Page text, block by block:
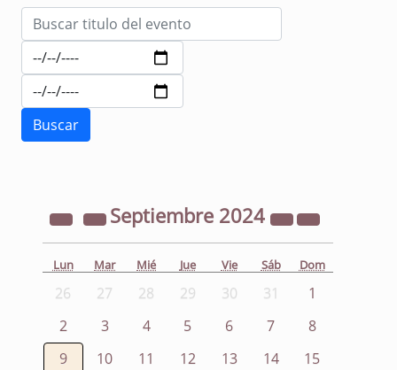
Septiembre 2024
Lun Mar Mié Jue Vie Sáb Dom
26 27 28 29 30 31
1
2
3 4 5 6 7
8
9
10 11 12 13 14
15